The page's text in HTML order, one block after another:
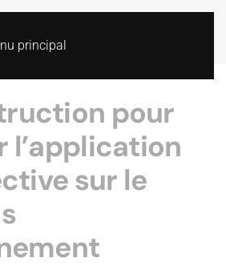
principal
pour
l’application
sur le